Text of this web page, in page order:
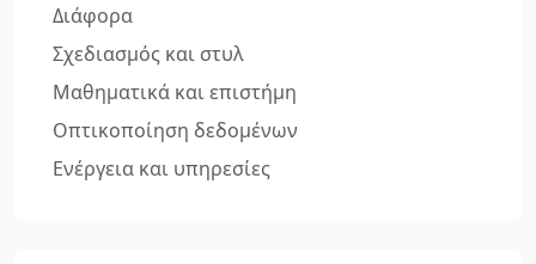
Διάφορα
Σχεδιασμός και στυλ
Μαθηματικά και επιστήμη
Οπτικοποίηση δεδομένων
Ενέργεια και υπηρεσίες